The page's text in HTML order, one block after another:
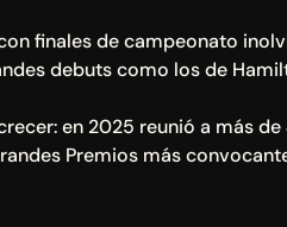
finales de campeonato
debuts como los de
en 2025 reunió a más
Premios más